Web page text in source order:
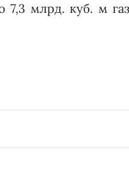
млрд. куб. м